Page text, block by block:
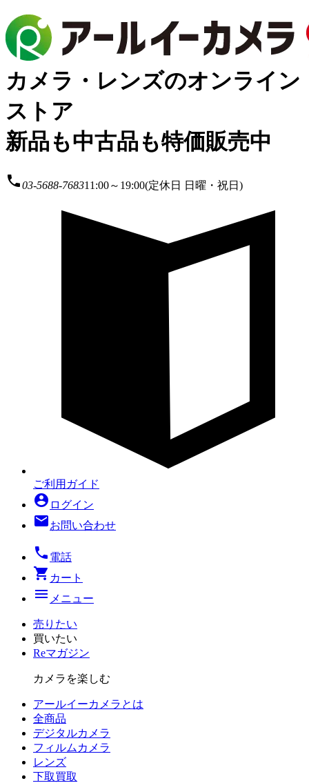
カメラ・レンズのオンライン
ストア
新品も中古品も特価販売中
local_phone03-5688-768311:00～19:00(定休日 日曜・祝日)
ご利用ガイド
account_circle ログイン
mailお問い合わせ
local_phone 電話
shopping_cart カート
menu メニュー
売りたい
買いたい
Reマガジン
カメラを楽しむ
アールイーカメラとは
全商品
デジタルカメラ
フィルム カメラ
レンズ
下取買取